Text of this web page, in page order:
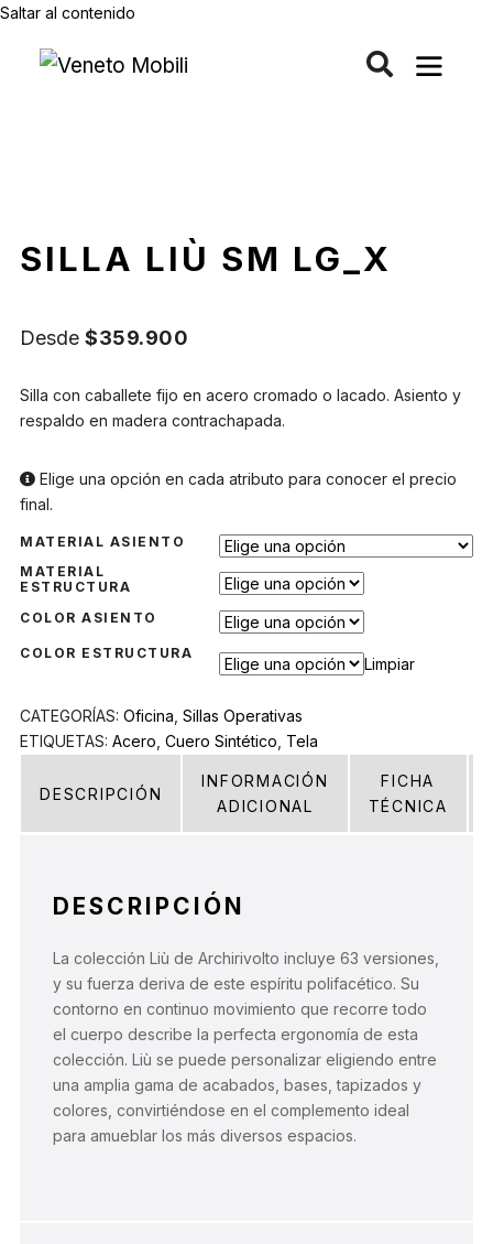
Saltar al contenido
SILLA LIÙ SM LG_X
Desde $359.900
Silla con caballete fijo en acero cromado o lacado. Asiento y
respaldo en madera contrachapada.
Elige una opción en cada atributo para conocer el precio
final.
MATERIAL ASIENTO
MATERIAL
ESTRUCTURA
COLOR ASIENTO
COLOR ESTRUCTURA
Limpiar
CATEGORÍAS: Oficina Sillas Operativas
ETIQUETAS: Acero Cuero Sintético Tela
DESCRIPCIÓN
INFORMACIÓN
ADICIONAL
FICHA
TÉCNICA
DESCRIPCIÓN
La colección Liù de Archirivolto incluye 63 versiones,
y su fuerza deriva de este espíritu polifacético. Su
contorno en continuo movimiento que recorre todo
el cuerpo describe la perfecta ergonomía de esta
colección. Liù se puede personalizar eligiendo entre
una amplia gama de acabados, bases, tapizados y
colores, convirtiéndose en el complemento ideal
para amueblar los más diversos espacios.